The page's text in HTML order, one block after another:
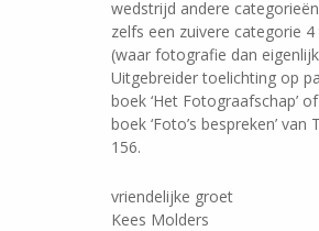
wedstrijd andere
zelfs een zuivere categorie
(waar fotografie dan
Uitgebreider toelichting op
boek ‘Het Fotograafschap’
boek ‘Foto’s bespreken’
156.
vriendelijke groet
Kees Molders